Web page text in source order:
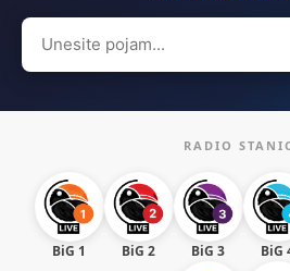
Search
for:
RADIO
BiG 1 BiG 2 BiG 3 BiG